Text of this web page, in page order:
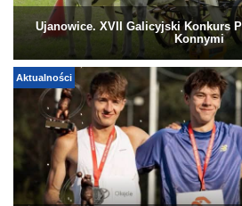
Ujanowice. XVII Galicyjski Konkurs
Konnymi
Aktualności